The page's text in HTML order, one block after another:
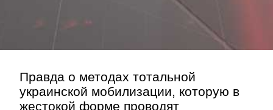
Правда о методах тотальной
украинской мобилизации, которую в
жестокой форме проводят